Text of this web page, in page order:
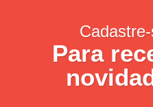
Para